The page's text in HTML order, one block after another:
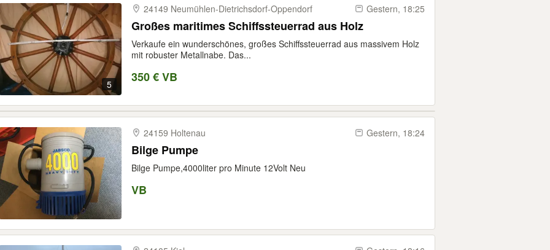
5
24149 Neumühlen-​Dietrichsdorf-​Oppendorf Gestern, 18:25
Großes maritimes Schiffssteuerrad aus Holz
Verkaufe ein wunderschönes, großes Schiffssteuerrad aus massivem Holz
mit robuster Metallnabe. Das...
350 € VB
24159 Holtenau Gestern, 18:24
Bilge Pumpe
Bilge Pumpe,4000liter pro Minute 12Volt Neu
VB